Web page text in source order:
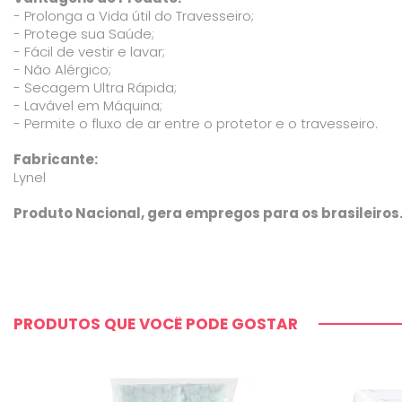
- Prolonga a Vida útil do Travesseiro;
- Protege sua Saúde;
- Fácil de vestir e lavar;
- Não Alérgico;
- Secagem Ultra Rápida;
- Lavável em Máquina;
- Permite o fluxo de ar entre o protetor e o travesseiro.
Fabricante:
Lynel
Produto Nacional, gera empregos para os brasileiros.
PRODUTOS QUE VOCÊ PODE GOSTAR